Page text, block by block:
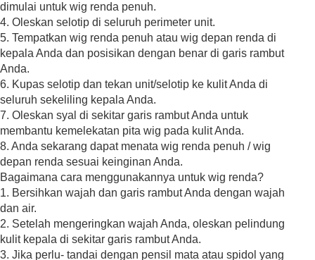
dimulai untuk wig renda penuh.
4. Oleskan selotip di seluruh perimeter unit.
5. Tempatkan wig renda penuh atau wig depan renda di
kepala Anda dan posisikan dengan benar di garis rambut
Anda.
6. Kupas selotip dan tekan unit/selotip ke kulit Anda di
seluruh sekeliling kepala Anda.
7. Oleskan syal di sekitar garis rambut Anda untuk
membantu kemelekatan pita wig pada kulit Anda.
8. Anda sekarang dapat menata wig renda penuh / wig
depan renda sesuai keinginan Anda.
Bagaimana cara menggunakannya untuk wig renda?
1. Bersihkan wajah dan garis rambut Anda dengan wajah
dan air.
2. Setelah mengeringkan wajah Anda, oleskan pelindung
kulit kepala di sekitar garis rambut Anda.
3. Jika perlu- tandai dengan pensil mata atau spidol yang